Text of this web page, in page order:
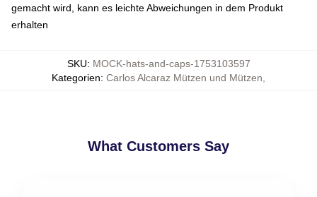
gemacht wird, kann es leichte Abweichungen in dem Produkt
erhalten
SKU: MOCK-hats-and-caps-1753103597
Kategorien: Carlos Alcaraz Mützen und Mützen
What Customers Say